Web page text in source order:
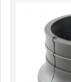
Kunde
Produkte